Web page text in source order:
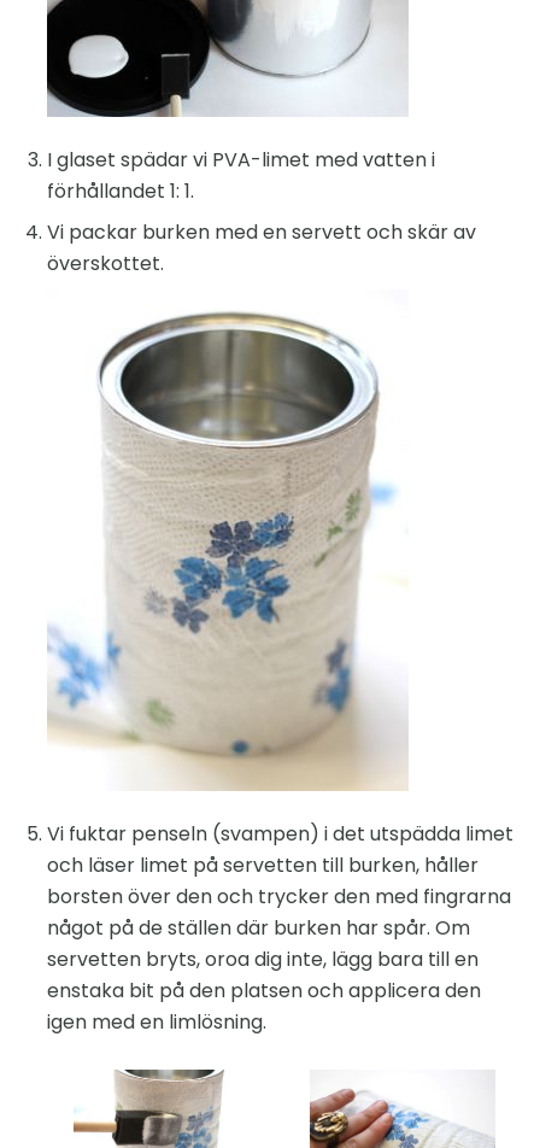
I glaset spädar vi PVA-limet med vatten i
förhållandet 1: 1.
Vi packar burken med en servett och skär av
överskottet.
Vi fuktar penseln (svampen) i det utspädda limet
och läser limet på servetten till burken, håller
borsten över den och trycker den med fingrarna
något på de ställen där burken har spår. Om
servetten bryts, oroa dig inte, lägg bara till en
enstaka bit på den platsen och applicera den
igen med en limlösning.